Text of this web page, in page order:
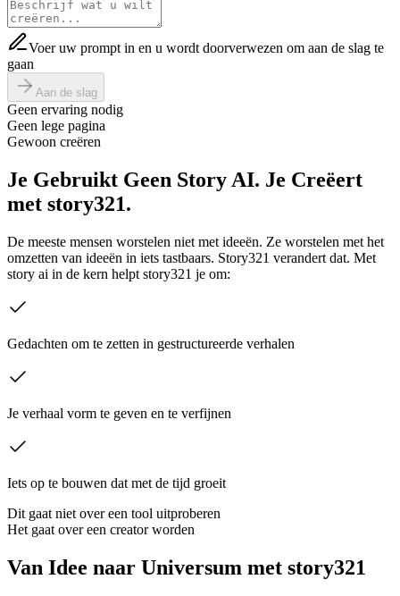
Voer uw prompt in en u wordt doorverwezen om aan de slag te
gaan
Aan de slag
Geen ervaring nodig
Geen lege pagina
Gewoon creëren
Je Gebruikt Geen Story AI. Je Creëert
met story321.
De meeste mensen worstelen niet met ideeën. Ze worstelen met het
omzetten van ideeën in iets tastbaars. Story321 verandert dat. Met
story ai in de kern helpt story321 je om:
Gedachten om te zetten in gestructureerde verhalen
Je verhaal vorm te geven en te verfijnen
Iets op te bouwen dat met de tijd groeit
Dit gaat niet over een tool uitproberen
Het gaat over een creator worden
Van Idee naar Universum met story321